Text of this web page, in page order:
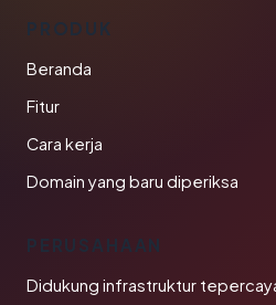
PRODUK
Beranda
Fitur
Cara kerja
Domain yang baru diperiksa
PERUSAHAAN
Didukung infrastruktur